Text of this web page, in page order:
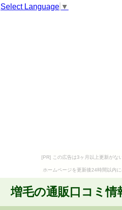
Select Language ▼
[PR] この広告は3ヶ月以上更新がな
ホームページを更新後24時間以内に
増毛の通販口コミ情